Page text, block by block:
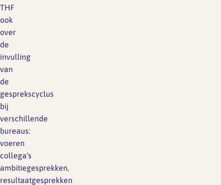
THF
ook
over
de
invulling
van
de
gesprekscyclus
bij
verschillende
bureaus:
voeren
collega’s
ambitiegesprekken,
resultaatgesprekken